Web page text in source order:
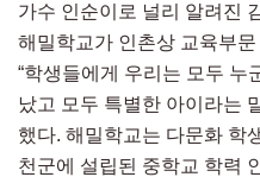
가수 인순이로 널리 알려진
해밀학교가 인촌상 교육부
“학생들에게 우리는 모두 누
났고 모두 특별한 아이라는
했다. 해밀학교는 다문화 학
천군에 설립된 중학교 학력